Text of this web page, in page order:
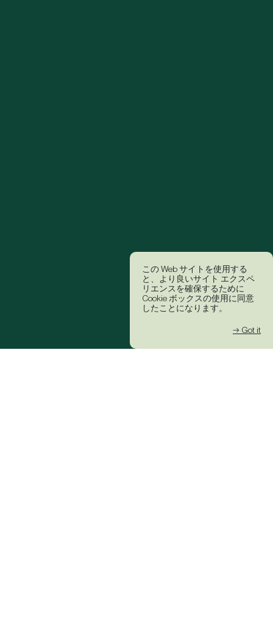
この Web サイトを使用する
と、より良いサイト エクスペ
リエンスを確保するために
Cookie ボックスの使用に同意
したことになります。
→ Got it